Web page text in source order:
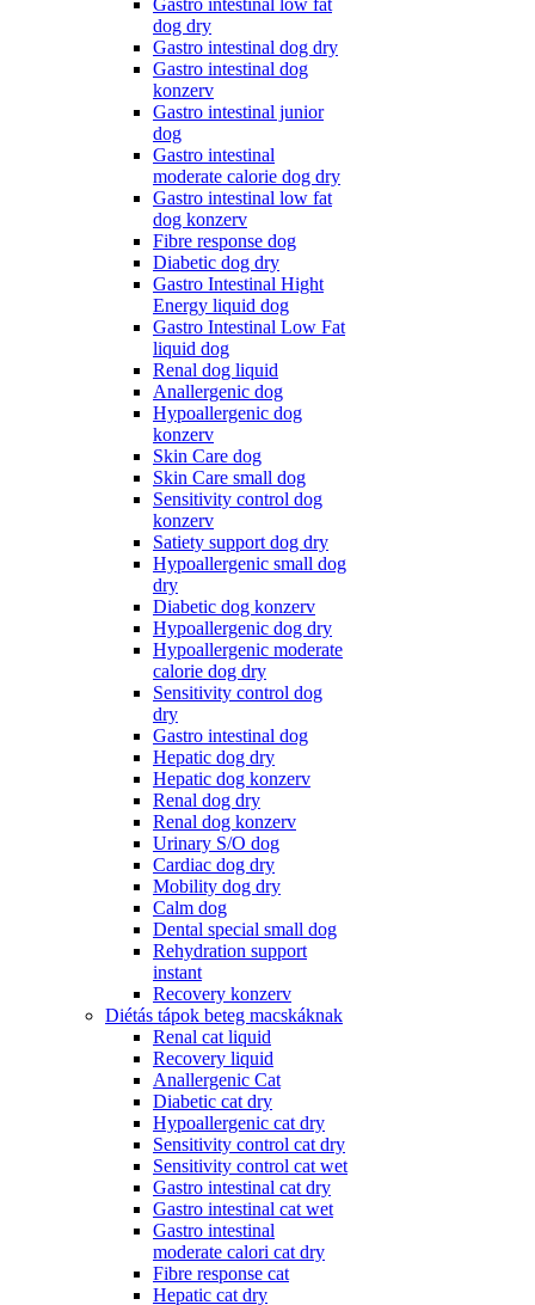
Gastro intestinal low fat
dog dry
Gastro intestinal dog dry
Gastro intestinal dog
konzerv
Gastro intestinal junior
dog
Gastro intestinal
moderate calorie dog dry
Gastro intestinal low fat
dog konzerv
Fibre response dog
Diabetic dog dry
Gastro Intestinal Hight
Energy liquid dog
Gastro Intestinal Low Fat
liquid dog
Renal dog liquid
Anallergenic dog
Hypoallergenic dog
konzerv
Skin Care dog
Skin Care small dog
Sensitivity control dog
konzerv
Satiety support dog dry
Hypoallergenic small dog
dry
Diabetic dog konzerv
Hypoallergenic dog dry
Hypoallergenic moderate
calorie dog dry
Sensitivity control dog
dry
Gastro intestinal dog
Hepatic dog dry
Hepatic dog konzerv
Renal dog dry
Renal dog konzerv
Urinary S/O dog
Cardiac dog dry
Mobility dog dry
Calm dog
Dental special small dog
Rehydration support
instant
Recovery konzerv
Diétás tápok beteg macskáknak
Renal cat liquid
Recovery liquid
Anallergenic Cat
Diabetic cat dry
Hypoallergenic cat dry
Sensitivity control cat dry
Sensitivity control cat wet
Gastro intestinal cat dry
Gastro intestinal cat wet
Gastro intestinal
moderate calori cat dry
Fibre response cat
Hepatic cat dry